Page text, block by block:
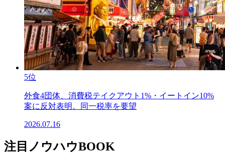
5位
外食4団体、消費税テイクアウト1%・イートイン10%
案に反対表明。同一税率を要望
2026.07.16
注目ノウハウBOOK